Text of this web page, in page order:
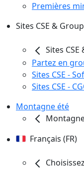
Premières
Sites CSE &
Sites
Partez en
Sites CSE -
Sites CSE -
Montagne été
Français (FR)